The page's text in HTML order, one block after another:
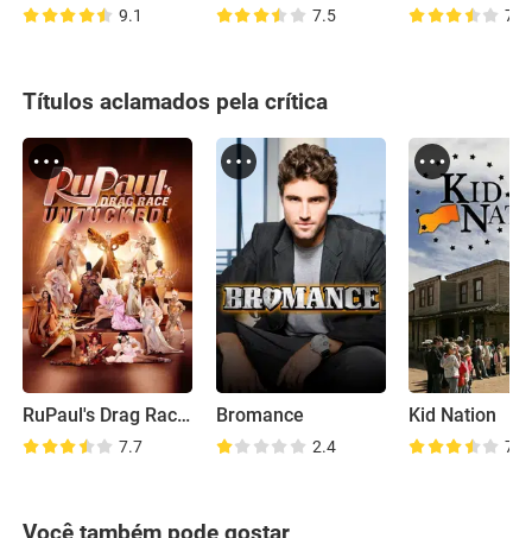
9.1 7.5 7.6
Títulos aclamados pela crítica
RuPaul's Drag Race: Untucked!
7.7
Bromance
2.4
Kid Nation
7.0
Você também pode gostar